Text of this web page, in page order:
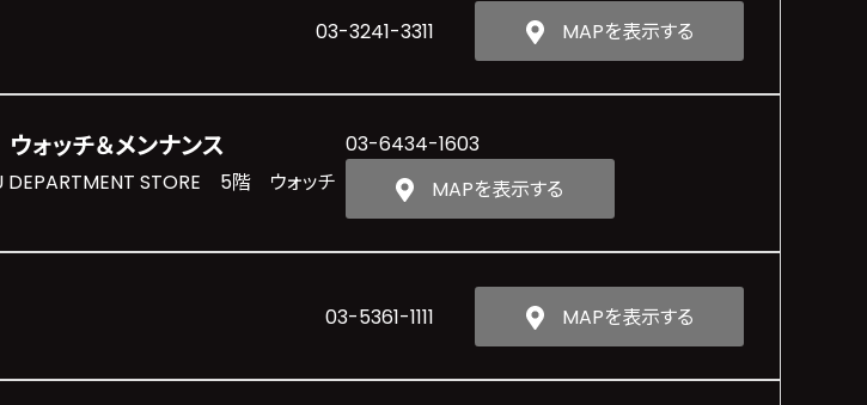
03-3241-3311 MAPを表示する
ォッチ＆メンナンス
STORE 5階 ウォッチ
03-6434-1603
MAPを表示する
03-5361-1111 MAPを表示する